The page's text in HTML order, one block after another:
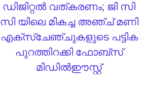
ഡിജിറ്റൽ വത്കരണം; ജി സി
സി യിലെ മികച്ച അഞ്ച് മണി
എക്സ്ചേഞ്ചുകളുടെ പട്ടിക
പുറത്തിറക്കി ഫോബ്സ്
മിഡിൽഈസ്റ്റ്